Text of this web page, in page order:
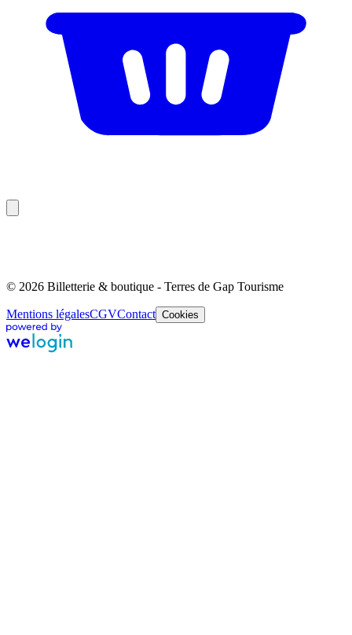
© 2026 Billetterie & boutique - Terres de Gap Tourisme
Mentions légalesCGVContact Cookies